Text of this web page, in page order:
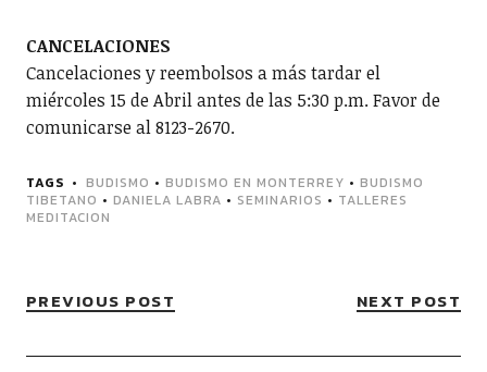
CANCELACIONES
Cancelaciones y reembolsos a más tardar el
miércoles 15 de Abril antes de las 5:30 p.m. Favor de
comunicarse al 8123-2670.
TAGS BUDISMO • BUDISMO EN MONTERREY • BUDISMO
TIBETANO • DANIELA LABRA • SEMINARIOS • TALLERES
MEDITACION
PREVIOUS POST NEXT POST